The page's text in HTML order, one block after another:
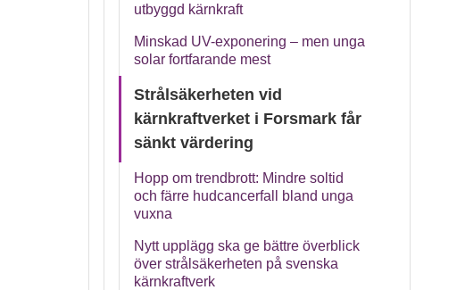
utbyggd kärnkraft
Minskad UV-exponering – men unga
solar fortfarande mest
Strålsäkerheten vid
kärnkraftverket i Forsmark får
sänkt värdering
Hopp om trendbrott: Mindre soltid
och färre hudcancerfall bland unga
vuxna
Nytt upplägg ska ge bättre överblick
över strålsäkerheten på svenska
kärnkraftverk